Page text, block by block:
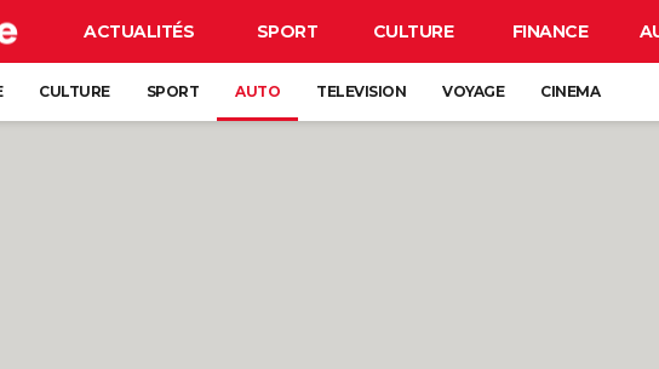
ACTUALITÉS SPORT CULTURE FINANCE
CULTURE SPORT AUTO TELEVISION VOYAGE CINEMA